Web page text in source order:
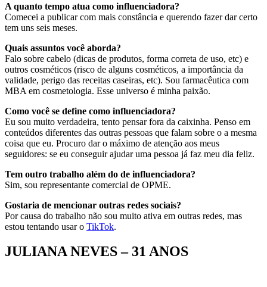
A quanto tempo atua como influenciadora?
Comecei a publicar com mais constância e querendo fazer dar certo
tem uns seis meses.
Quais assuntos você aborda?
Falo sobre cabelo (dicas de produtos, forma correta de uso, etc) e
outros cosméticos (risco de alguns cosméticos, a importância da
validade, perigo das receitas caseiras, etc). Sou farmacêutica com
MBA em cosmetologia. Esse universo é minha paixão.
Como você se define como influenciadora?
Eu sou muito verdadeira, tento pensar fora da caixinha. Penso em
conteúdos diferentes das outras pessoas que falam sobre o a mesma
coisa que eu. Procuro dar o máximo de atenção aos meus
seguidores: se eu conseguir ajudar uma pessoa já faz meu dia feliz.
Tem outro trabalho além do de influenciadora?
Sim, sou representante comercial de OPME.
Gostaria de mencionar outras redes sociais?
Por causa do trabalho não sou muito ativa em outras redes, mas
estou tentando usar o TikTok.
JULIANA NEVES – 31 ANOS